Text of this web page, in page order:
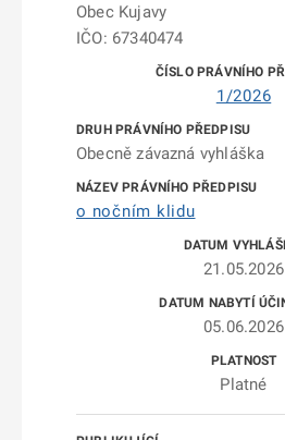
Obec Kujavy
IČO: 67340474
1/2026
Obecně závazná vyhláška
o nočním klidu
21.05.2026
05.06.2026
Platné